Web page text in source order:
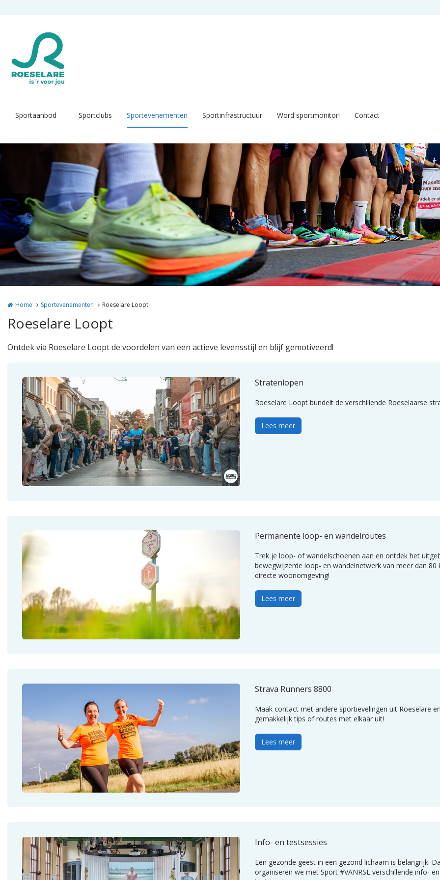
Sportaanbod Sportclubs Sportevenementen Sportinfrastructuur Word sportmonitor! Contact
Home Sportevenementen Roeselare Loopt
Roeselare Loopt
Ontdek via Roeselare Loopt de voordelen van een actieve levensstijl en blijf gemotiveerd!
Stratenlopen
Roeselare Loopt bundelt de verschillende Roeselaarse
Lees meer
Permanente loop- en wandelroutes
Trek je loop- of wandelschoenen aan en ontdek het
bewegwijzerde loop- en wandelnetwerk van meer dan 80
directe woonomgeving!
Lees meer
Strava Runners 8800
Maak contact met andere sportievelingen uit Roeselare
gemakkelijk tips of routes met elkaar uit!
Lees meer
Info- en testsessies
Een gezonde geest in een gezond lichaam is belangrijk.
organiseren we met Sport #VANRSL verschillende info- en